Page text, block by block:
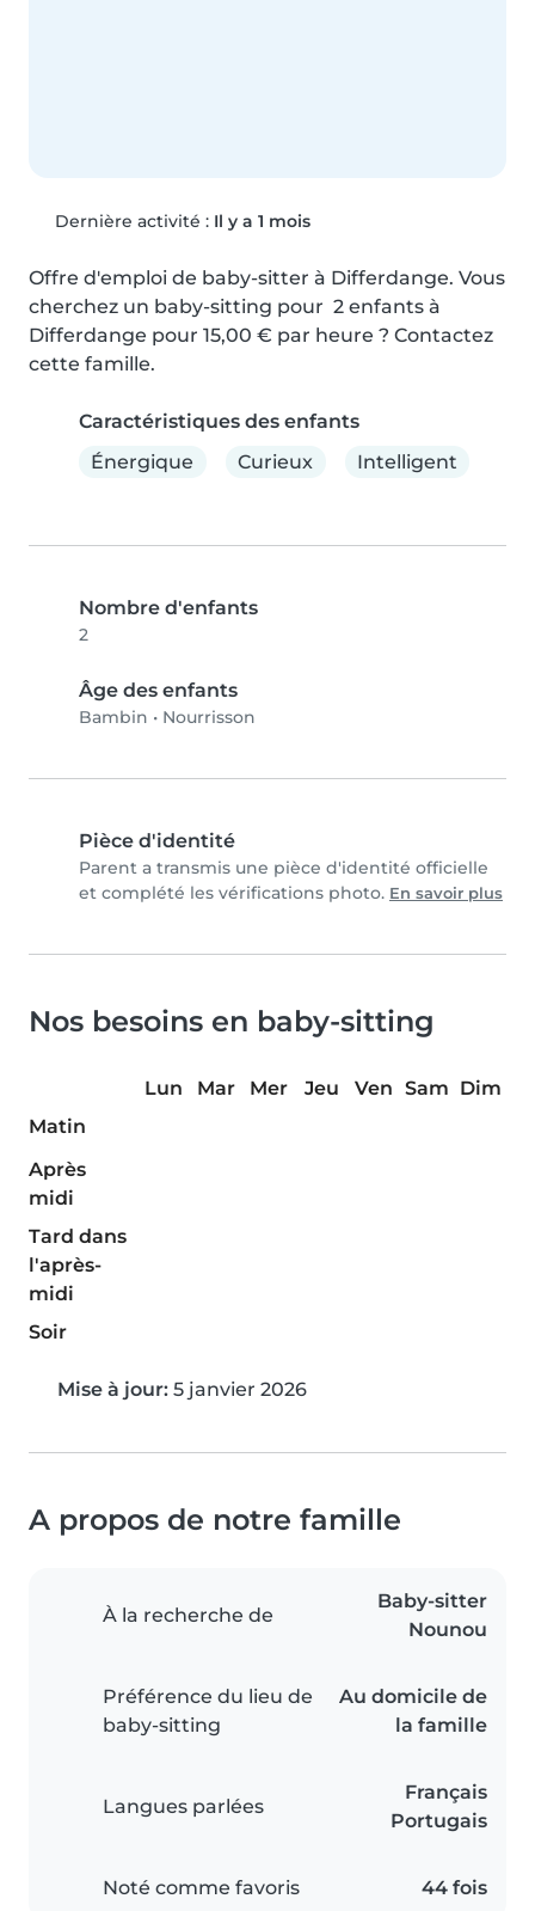
Dernière activité : Il y a 1 mois
Offre d'emploi de baby-sitter à Differdange. Vous
cherchez un baby-sitting pour  2 enfants à
Differdange pour 15,00 € par heure ? Contactez
cette famille.
Caractéristiques des enfants
Énergique
Curieux Intelligent
Nombre d'enfants
2
Âge des enfants
Bambin • Nourrisson
Pièce d'identité
Parent a transmis une pièce d'identité officielle
et complété les vérifications photo. En savoir plus
Nos besoins en baby-sitting
Lun Mar Mer Jeu Ven Sam Dim
Matin
Après
midi
Tard dans
l'après-
midi
Soir
Mise à jour: 5 janvier 2026
A propos de notre famille
À la recherche de
Baby-sitter
Nounou
Préférence du lieu de
baby-sitting
Au domicile de
la famille
Langues parlées
Français
Portugais
Noté comme favoris 44 fois